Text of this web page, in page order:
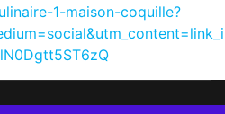
1-maison-coquille?